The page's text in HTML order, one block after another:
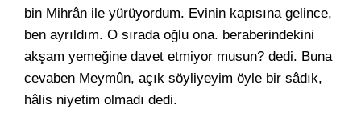
bin Mihrân ile yürüyordum. Evinin kapısına gelince,
ben ayrıldım. O sırada oğlu ona. beraberindekini
akşam yemeğine davet etmiyor musun? dedi. Buna
cevaben Meymûn, açık söyliyeyim öyle bir sâdık,
hâlis niyetim olmadı dedi.